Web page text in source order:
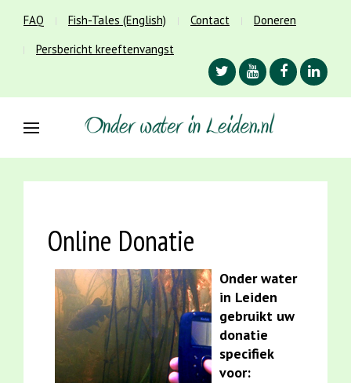
FAQ Fish-Tales (English) Contact
Doneren
Persbericht kreeftenvangst
Online Donatie
Onder water
in Leiden
gebruikt uw
donatie
specifiek
voor: